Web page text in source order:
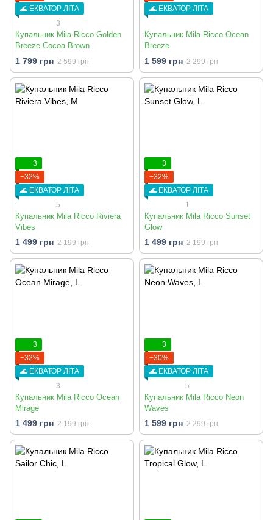
🌊 ЕКВАТОР ЛІТА
3
Купальник Mila Ricco Golden
Breeze Cocoa Brown
1 799 грн 2 599 грн
🌊 ЕКВАТОР ЛІТА
Купальник Mila Ricco Ocean
Breeze
1 599 грн 2 299 грн
3
−32%
🌊 ЕКВАТОР ЛІТА
5
Купальник Mila Ricco Riviera
Vibes
1 499 грн 2 199 грн
3
−32%
🌊 ЕКВАТОР ЛІТА
1
Купальник Mila Ricco Sunset
Glow
1 499 грн 2 199 грн
3
−32%
🌊 ЕКВАТОР ЛІТА
3
Купальник Mila Ricco Ocean
Mirage
1 499 грн 2 199 грн
3
−30%
🌊 ЕКВАТОР ЛІТА
5
Купальник Mila Ricco Neon
Waves
1 599 грн 2 299 грн